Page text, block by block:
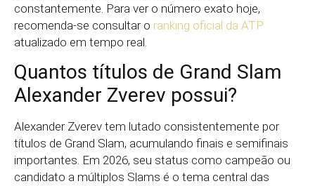
constantemente. Para ver o número exato hoje,
recomenda-se consultar o ranking oficial da ATP
atualizado em tempo real.
Quantos títulos de Grand Slam
Alexander Zverev possui?
Alexander Zverev tem lutado consistentemente por
títulos de Grand Slam, acumulando finais e semifinais
importantes. Em 2026, seu status como campeão ou
candidato a múltiplos Slams é o tema central das